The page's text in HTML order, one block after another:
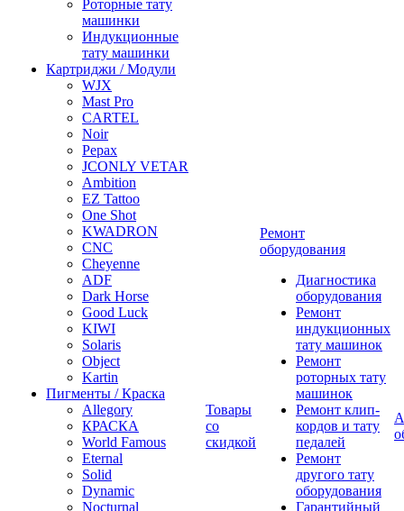
Роторные тату
машинки
Индукционные
тату машинки
Картриджи / Модули
WJX
Mast Pro
CARTEL
Noir
Pepax
JCONLY VETAR
Ambition
EZ Tattoo
One Shot
KWADRON
CNC
Cheyenne
ADF
Dark Horse
Good Luck
KIWI
Solaris
Object
Kartin
Пигменты / Краска
Allegory
КРАСКА
World Famous
Eternal
Solid
Dynamic
Nocturnal
Товары
со
скидкой
Ремонт
оборудования
Диагностика
оборудования
Ремонт
индукционных
тату машинок
Ремонт
роторных тату
машинок
Ремонт клип-
кордов и тату
педалей
Ремонт
другого тату
оборудования
Гарантийный